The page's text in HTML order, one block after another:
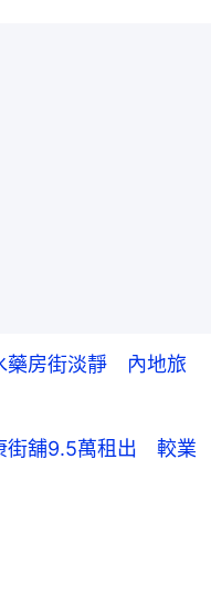
藥房街淡靜 內地旅
街舖9.5萬租出 較業